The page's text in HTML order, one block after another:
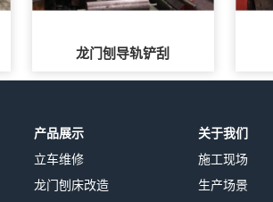
龙门刨导轨铲刮
产品展示
立车维修
龙门刨床改造
关于我们
施工现场
生产场景